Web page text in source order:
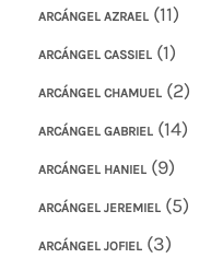
ARCÁNGEL AZRAEL (11)
ARCÁNGEL CASSIEL (1)
ARCÁNGEL CHAMUEL (2)
ARCÁNGEL GABRIEL (14)
ARCÁNGEL HANIEL (9)
ARCÁNGEL JEREMIEL (5)
ARCÁNGEL JOFIEL (3)